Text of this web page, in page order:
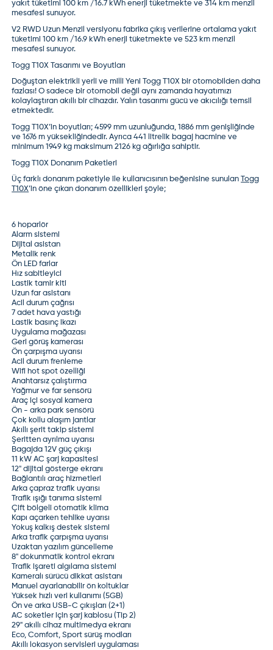
yakıt tüketimi 100 km /16.7 kWh enerji tüketmekte ve 314 km menzil
mesafesi sunuyor.
V2 RWD Uzun Menzil versiyonu fabrika çıkış verilerine ortalama yakıt
tüketimi 100 km /16.9 kWh enerji tüketmekte ve 523 km menzil
mesafesi sunuyor.
Togg T10X Tasarımı ve Boyutları
Doğuştan elektrikli yerli ve milli Yeni Togg T10X bir otomobilden daha
fazlası! O sadece bir otomobil değil aynı zamanda hayatımızı
kolaylaştıran akıllı bir cihazdır. Yalın tasarımı gücü ve akıcılığı temsil
etmektedir.
Togg T10X’in boyutları; 4599 mm uzunluğunda, 1886 mm genişliğinde
ve 1676 m yüksekliğindedir. Ayrıca 441 litrelik bagaj hacmine ve
minimum 1949 kg maksimum 2126 kg ağırlığa sahiptir.
Togg T10X Donanım Paketleri
Üç farklı donanım paketiyle ile kullanıcısının beğenisine sunulan
Togg
T10X’in öne çıkan donanım özellikleri şöyle;
6 hoparlör
Alarm sistemi
Dijital asistan
Metalik renk
Ön LED farlar
Hız sabitleyici
Lastik tamir kiti
Uzun far asistanı
Acil durum çağrısı
7 adet hava yastığı
Lastik basınç ikazı
Uygulama mağazası
Geri görüş kamerası
Ön çarpışma uyarısı
Acil durum frenleme
Wifi hot spot özelliği
Anahtarsız çalıştırma
Yağmur ve far sensörü
Araç içi sosyal kamera
Ön - arka park sensörü
Çok kollu alaşım jantlar
Akıllı şerit takip sistemi
Şeritten ayrılma uyarısı
Bagajda 12V güç çıkışı
11 kW AC şarj kapasitesi
12" dijital gösterge ekranı
Bağlantılı araç hizmetleri
Arka çapraz trafik uyarısı
Trafik ışığı tanıma sistemi
Çift bölgeli otomatik klima
Kapı açarken tehlike uyarısı
Yokuş kalkış destek sistemi
Arka trafik çarpışma uyarısı
Uzaktan yazılım güncelleme
8" dokunmatik kontrol ekranı
Trafik işareti algılama sistemi
Kameralı sürücü dikkat asistanı
Manuel ayarlanabilir ön koltuklar
Yüksek hızlı veri kullanımı (5GB)
Ön ve arka USB-C çıkışları (2+1)
AC soketler için şarj kablosu (Tip 2)
29" akıllı cihaz multimedya ekranı
Eco, Comfort, Sport sürüş modları
Akıllı lokasyon servisleri uygulaması